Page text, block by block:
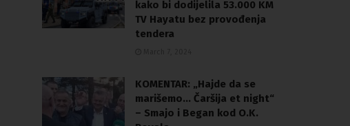
kako bi dodijelila 53.000 KM
TV Hayatu bez provođenja
tendera
KOMENTAR: „Hajde da se
marišemo… Čaršija et night“
– Smajo i Began kod O.K.